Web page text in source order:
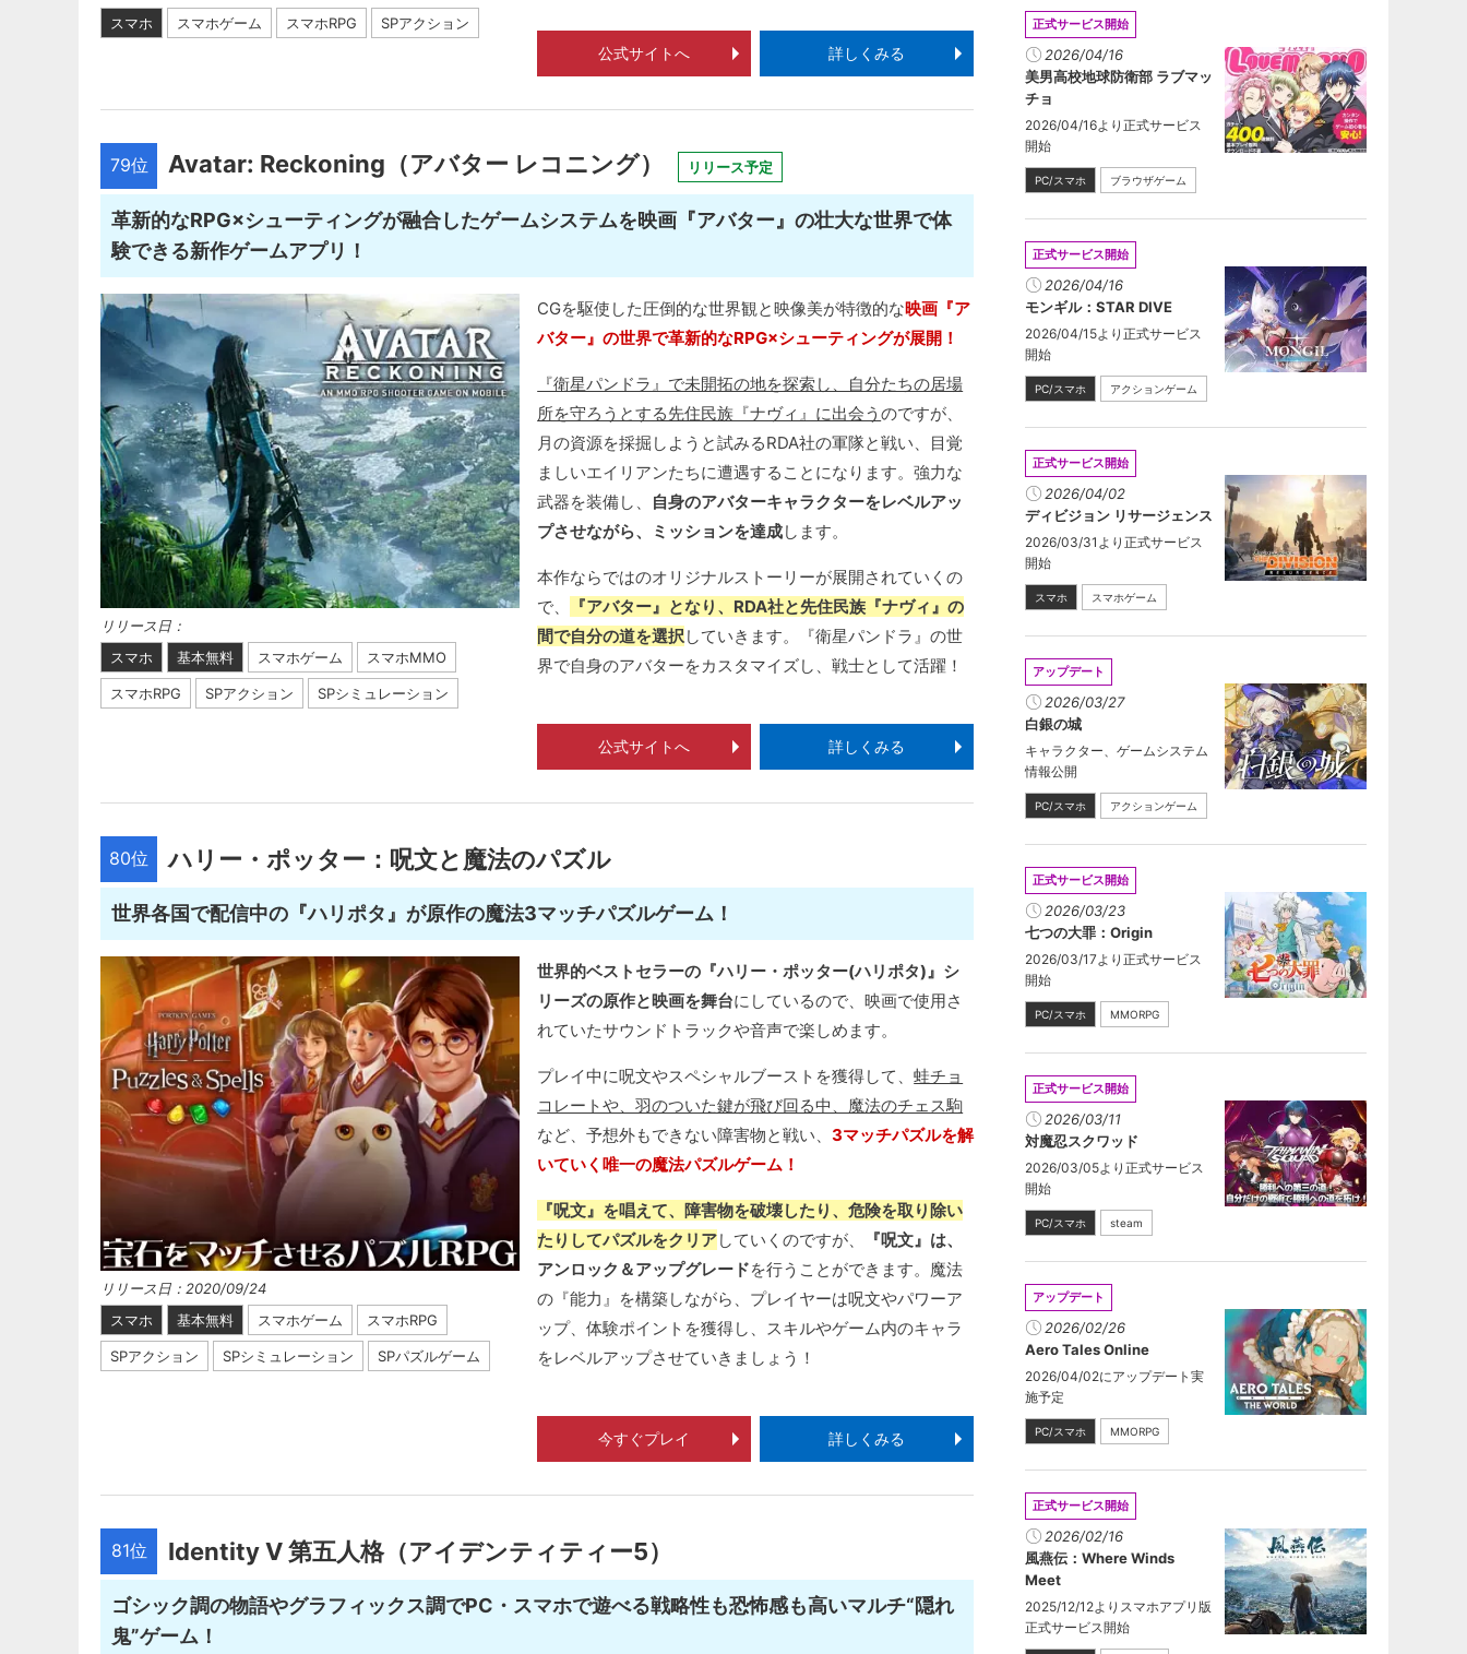
スマホ
スマホゲーム スマホRPG SPアクション
公式サイトへ 詳しくみる
79位 Avatar: Reckoning（アバター レコニング） リリース予定
革新的なRPG×シューティングが融合したゲームシステムを映画『アバター』の壮大な世界で体
験できる新作ゲームアプリ！
リリース日：
スマホ
基本無料 スマホゲーム スマホMMO
スマホRPG SPアクション SPシミュレーション
CGを駆使した圧倒的な世界観と映像美が特徴的な映画『ア
バター』の世界で革新的なRPG×シューティングが展開！
『衛星パンドラ』で未開拓の地を探索し、自分たちの居場
所を守ろうとする先住民族『ナヴィ』に出会うのですが、
月の資源を採掘しようと試みるRDA社の軍隊と戦い、目覚
ましいエイリアンたちに遭遇することになります。強力な
武器を装備し、 自身のアバターキャラクターをレベルアッ
プさせながら、ミッションを達成します。
本作ならではのオリジナルストーリーが展開されていくの
で、
『アバター』となり、RDA社と先住民族『ナヴィ』の
間で自分の道を選択していきます。『衛星パンドラ』の世
界で自身のアバターをカスタマイズし、戦士として活躍！
公式サイトへ 詳しくみる
80位 ハリー・ポッター：呪文と魔法のパズル
世界各国で配信中の『ハリポタ』が原作の魔法3マッチパズルゲーム！
リリース日：2020/09/24
スマホ
基本無料 スマホゲーム スマホRPG
SPアクション SPシミュレーション SPパズルゲーム
世界的ベストセラーの『ハリー・ポッター(ハリポタ)』シ
リーズの原作と映画を舞台にしているので、映画で使用さ
れていたサウンドトラックや音声で楽しめます。
プレイ中に呪文やスペシャルブーストを獲得して、蛙チョ
コレートや、羽のついた鍵が飛び回る中、魔法のチェス駒
など、予想外もできない障害物と戦い、3マッチパズルを解
いていく唯一の魔法パズルゲーム！
『呪文』を唱えて、障害物を破壊したり、危険を取り除い
たりしてパズルをクリアしていくのですが、
『呪文』は、
アンロック＆アップグレードを行うことができます。魔法
の『能力』を構築しながら、プレイヤーは呪文やパワーア
ップ、体験ポイントを獲得し、スキルやゲーム内のキャラ
をレベルアップさせていきましょう！
今すぐプレイ 詳しくみる
81位 Identity V 第五人格（アイデンティティー5）
ゴシック調の物語やグラフィックス調でPC・スマホで遊べる戦略性も恐怖感も高いマルチ“隠れ
鬼”ゲーム！
正式サービス開始
2026/04/16
美男高校地球防衛部 ラブマッ
チョ
2026/04/16より正式サービス
開始
PC/スマホ ブラウザゲーム
正式サービス開始
2026/04/16
モンギル：STAR DIVE
2026/04/15より正式サービス
開始
PC/スマホ アクションゲーム
正式サービス開始
2026/04/02
ディビジョン リサージェンス
2026/03/31より正式サービス
開始
スマホ スマホゲーム
アップデート
2026/03/27
白銀の城
キャラクター、ゲームシステム
情報公開
PC/スマホ アクションゲーム
正式サービス開始
2026/03/23
七つの大罪：Origin
2026/03/17より正式サービス
開始
PC/スマホ MMORPG
正式サービス開始
2026/03/11
対魔忍スクワッド
2026/03/05より正式サービス
開始
PC/スマホ steam
アップデート
2026/02/26
Aero Tales Online
2026/04/02にアップデート実
施予定
PC/スマホ MMORPG
正式サービス開始
2026/02/16
風燕伝：Where Winds
Meet
2025/12/12よりスマホアプリ版
正式サービス開始